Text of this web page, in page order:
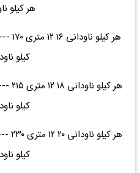
هر کیلو
کیلو
کیلو
کیلو